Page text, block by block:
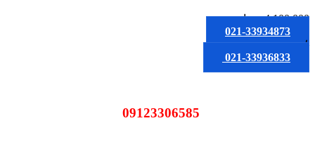
4,100,000 تومان
021-33934873
یا
021-33936833